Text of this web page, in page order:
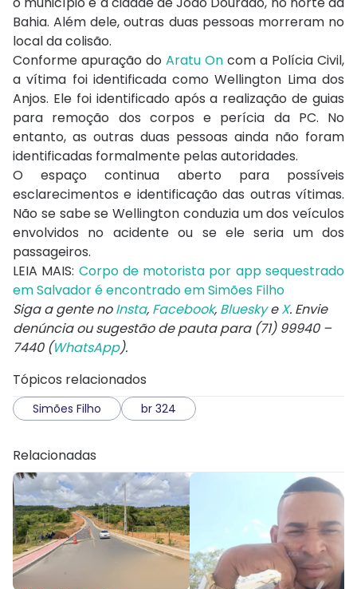
Bahia. Além dele, outras duas pessoas morreram no
local da colisão.
Conforme apuração do Aratu On com a Polícia Civil,
a vítima foi identificada como Wellington Lima dos
Anjos. Ele foi identificado após a realização de guias
para remoção dos corpos e perícia da PC. No
entanto, as outras duas pessoas ainda não foram
identificadas formalmente pelas autoridades.
O espaço continua aberto para possíveis
esclarecimentos e identificação das outras vítimas.
Não se sabe se Wellington conduzia um dos veículos
envolvidos no acidente ou se ele seria um dos
passageiros.
LEIA MAIS: Corpo de motorista por app sequestrado
em Salvador é encontrado em Simões Filho
Siga a gente noInsta, Facebook, BlueskyeX. Envie
denúncia ou sugestão de pauta para (71) 99940 –
7440 (WhatsApp).
Tópicos relacionados
Simões Filho br 324
Relacionadas